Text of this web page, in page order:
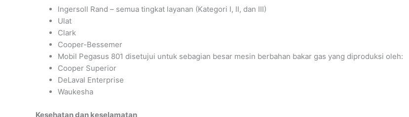
lngersoll Rand – semua tingkat layanan (Kategori I, II, dan III)
Ulat
Clark
Cooper-Bessemer
Mobil Pegasus 801 disetujui untuk sebagian besar mesin berbahan bakar gas yang diproduksi oleh:
Cooper Superior
DeLaval Enterprise
Waukesha
Kesehatan dan keselamatan